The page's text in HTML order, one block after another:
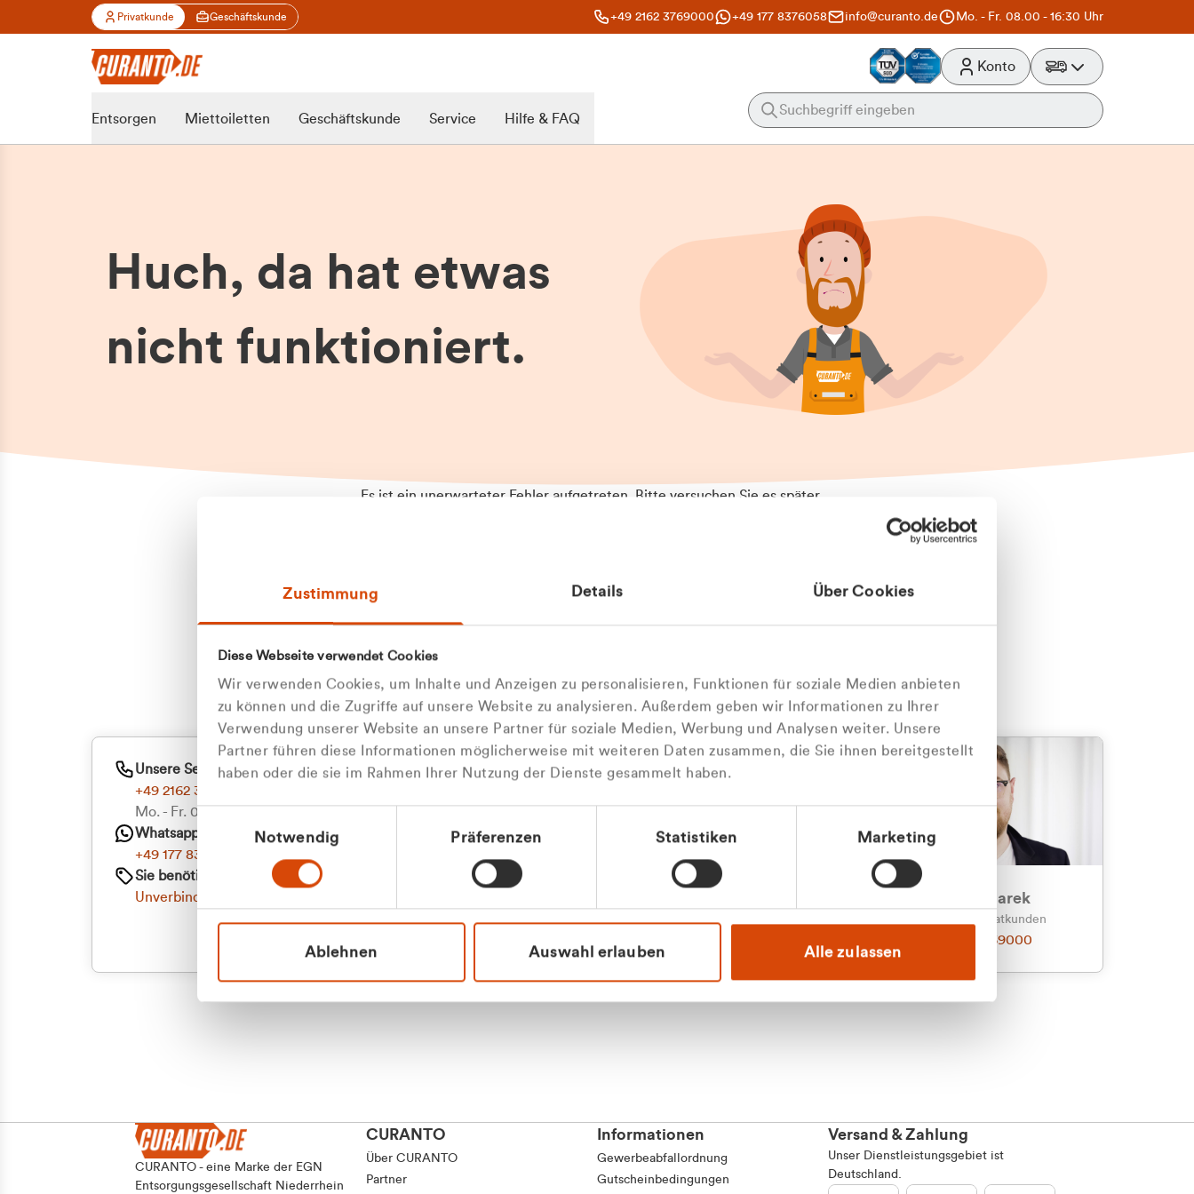
Zustimmung Details Über Cookies
Diese Webseite verwendet Cookies
Wir verwenden Cookies, um Inhalte und Anzeigen zu personalisieren, Funktionen für soziale Medien anbieten
zu können und die Zugriffe auf unsere Website zu analysieren. Außerdem geben wir Informationen zu Ihrer
Verwendung unserer Website an unsere Partner für soziale Medien, Werbung und Analysen weiter. Unsere
Partner führen diese Informationen möglicherweise mit weiteren Daten zusammen, die Sie ihnen bereitgestellt
haben oder die sie im Rahmen Ihrer Nutzung der Dienste gesammelt haben.
Einwilligungsauswahl
Notwendig Präferenzen Statistiken Marketing
Ablehnen Auswahl erlauben Alle zulassen
Privatkunde Geschäftskunde +49 2162 3769000 +49 177 8376058 info@curanto.de Mo. - Fr. 08.00 - 16:30 Uhr
Zu welcher
Kundengruppe
gehören Sie?
Privatkunde (inkl. MwSt.)
Geschäftskunde (exkl. MwSt.)
Konto
Entsorgen Miettoiletten Geschäftskunde Service Hilfe & FAQ
Huch, da hat etwas
nicht funktioniert.
Es ist ein unerwarteter Fehler aufgetreten. Bitte versuchen Sie es später
aufgetretenen Fehler an. Wir entschuldigen uns für eventuelle
Unannehmlichkeiten.
Zum Abfallberater
Oder kontaktieren Sie uns persönlich
Wir sind gerne für Sie da
Unsere Service-Hotline
+49 2162 3769000
Mo. - Fr. 08.00 - 16:30 Uhr
Whatsapp
+49 177 8376058
Sie benötigen ein individuelles Angebot?
Unverbindliche Anfrage stellen
Julian Marek
Vertrieb - Privatkunden
0216 237 69000
CURANTO - eine Marke der EGN
Entsorgungsgesellschaft Niederrhein
CURANTO
Über CURANTO
Partner
Informationen
Gewerbeabfallordnung
Gutscheinbedingungen
Versand & Zahlung
Unser Dienstleistungsgebiet ist
Deutschland.